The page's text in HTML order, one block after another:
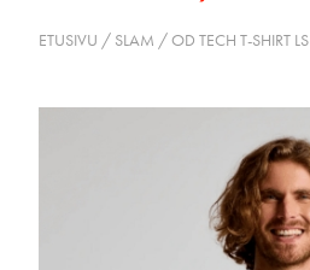
ETUSIVU / SLAM / OD TECH T-SHIRT LS